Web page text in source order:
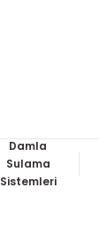
Damla
Sulama
Sistemleri